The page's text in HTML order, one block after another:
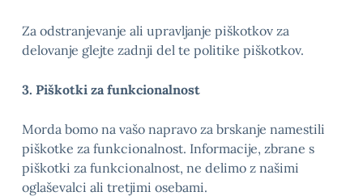
Za odstranjevanje ali upravljanje piškotkov za
delovanje glejte zadnji del te politike piškotkov.
3. Piškotki za funkcionalnost
Morda bomo na vašo napravo za brskanje namestili
piškotke za funkcionalnost. Informacije, zbrane s
piškotki za funkcionalnost, ne delimo z našimi
oglaševalci ali tretjimi osebami.